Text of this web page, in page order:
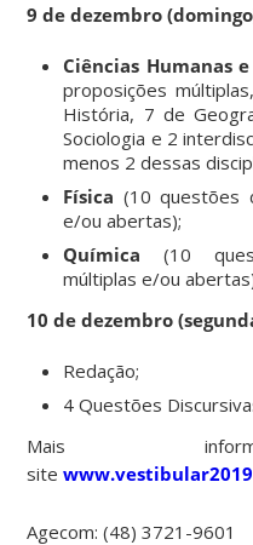
9 de dezembro
Ciências Humanas e
proposições
História, 7 de
Sociologia e 2
menos 2 dessas
Física (10 questões
e/ou abertas);
Química (10
múltiplas e/ou
10 de dezembro
Redação;
4 Questões
Mais
site
Agecom: (48) 3721-9601